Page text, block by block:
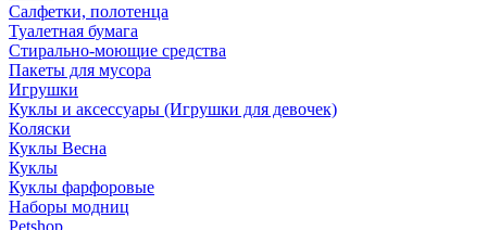
Салфетки, полотенца
Туалетная бумага
Стирально-моющие средства
Пакеты для мусора
Игрушки
Куклы и аксессуары (Игрушки для девочек)
Коляски
Куклы Весна
Куклы
Куклы фарфоровые
Наборы модниц
Petshop